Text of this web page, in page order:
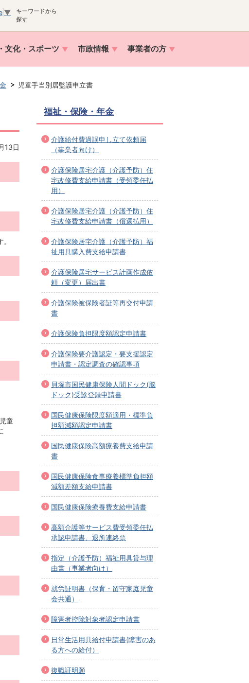
▼
キーワードから
探す
文化・スポーツ 市政情報 事業者の方
児童手当別居監護申立書
13日
童
福祉・保険・年金
介護給付費過誤申し立て依頼届
（事業者向け）
介護保険居宅介護（介護予防）住
宅改修費支給申請書（受領委任払
用）
介護保険居宅介護（介護予防）住
宅改修費支給申請書（償還払用）
介護保険居宅介護（介護予防）福
祉用具購入費支給申請書
介護保険居宅サービス計画作成依
頼（変更）届出書
介護保険被保険者証等再交付申請
書
介護保険負担限度額認定申請書
介護保険要介護認定・要支援認定
申請書・認定調査の確認事項
貝塚市国民健康保険人間ドック(脳
ドック)受診登録申請書
国民健康保険限度額適用・標準負
担額減額認定申請書
国民健康保険高額療養費支給申請
書
国民健康保険食事療養標準負担額
減額差額支給申請書
国民健康保険療養費支給申請書
高額介護等サービス費受領委任払
承認申請書、退所連絡票
指定（介護予防）福祉用具貸与理
由書（事業者向け）
就労証明書（保育・留守家庭児童
会共通）
障害者控除対象者認定申請書
日常生活用具給付申請書(障害のあ
る方への給付）
復職証明願